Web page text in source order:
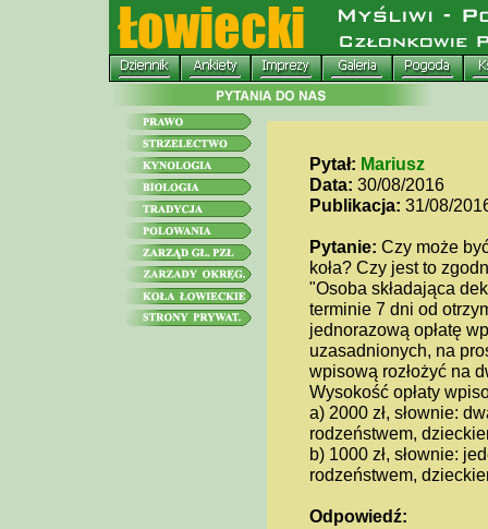
Pytał: Mariusz
Data: 30/08/2016
Publikacja: 31/08/
Pytanie: Czy może
koła? Czy jest to
"Osoba składająca
terminie 7 dni od
jednorazową opłatę
uzasadnionych, na
wpisową rozłożyć na
Wysokość opłaty
a) 2000 zł, słownie:
rodzeństwem,
b) 1000 zł, słownie:
rodzeństwem,
Odpowiedź: